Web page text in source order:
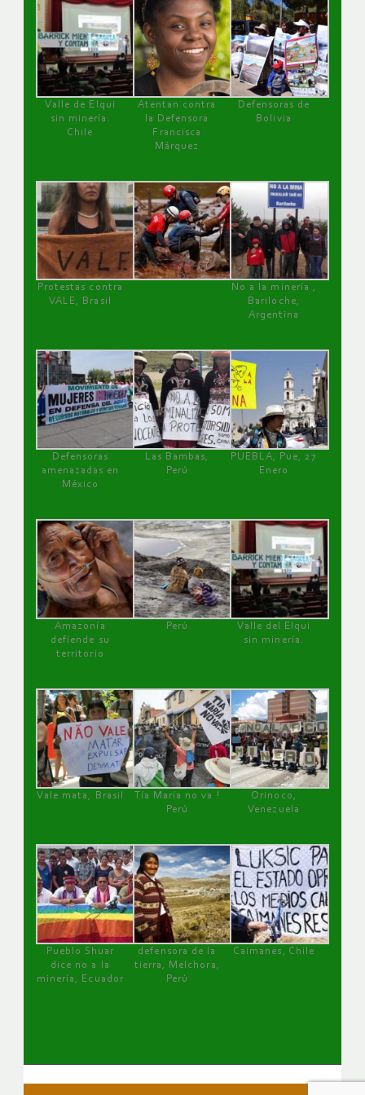
Valle de Elqui
sin minería.
Chile
Atentan contra
la Defensora
Francisca
Márquez
Defensoras de
Bolivia
Protestas contra
VALE, Brasil
No a la minería ,
Bariloche,
Argentina
Defensoras
amenazadas en
México
Las Bambas,
Perú
PUEBLA, Pue, 27
Enero
Amazonía
defiende su
territorio
Perú
Valle del Elqui
sin minería.
Vale mata, Brasil
Tía María no va !
Perú
Orinoco,
Venezuela
Pueblo Shuar
dice no a la
minería, Ecuador
defensora de la
tierra, Melchora,
Perú
Caimanes, Chile